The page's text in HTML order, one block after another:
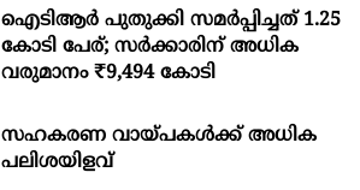
ഐടിആര്‍ പുതുക്കി സമർപ്പിച്ചത് 1.25
കോടി പേര്; സർക്കാരിന് അധിക
വരുമാനം ₹9,494 കോടി
സഹകരണ വായ്പകള്‍ക്ക് അധിക
പലിശയിളവ്